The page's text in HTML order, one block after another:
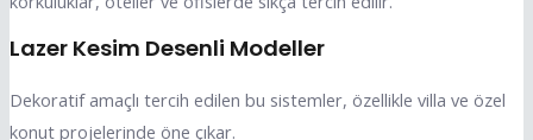
Lazer Kesim Desenli Modeller
Dekoratif amaçlı tercih edilen bu sistemler, özellikle villa ve özel
konut projelerinde öne çıkar.